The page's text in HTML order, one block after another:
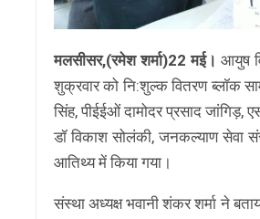
मलसीसर,(रमेश शर्मा)22 मई। आयुष
शुक्रवार को नि:शुल्क वितरण ब्लॉक
सिंह, पीईईओं दामोदर प्रसाद
डॉ विकाश सोलंकी, जनकल्याण सेवा
आतिथ्य में किया गया।
संस्था अध्यक्ष भवानी शंकर शर्मा ने